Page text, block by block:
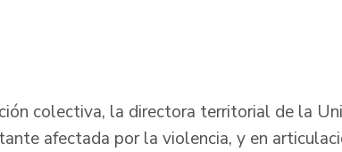
colectiva, la directora territorial de la
afectada por la violencia, y en